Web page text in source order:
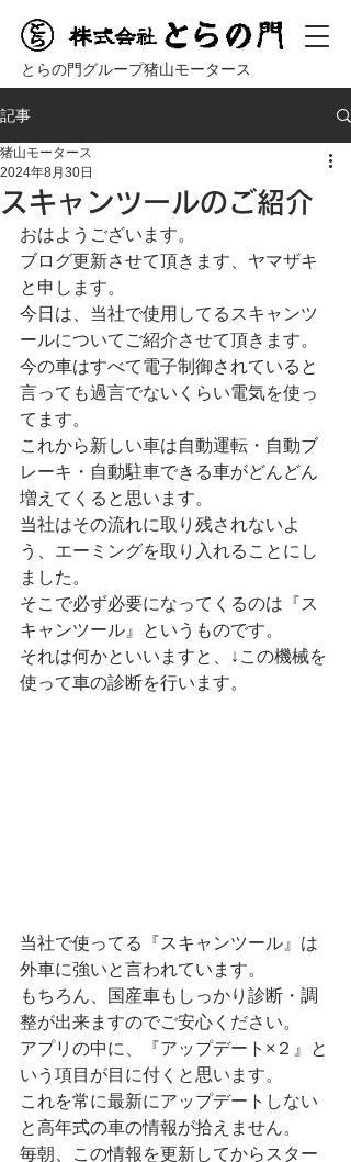
とらの門グループ猪山モータース
記事
スキャンツールのご紹介
猪山モータース
2024年8月30日
おはようございます。
ブログ更新させて頂きます、ヤマザキ
と申します。
今日は、当社で使用してるスキャンツ
ールについてご紹介させて頂きます。
今の車はすべて電子制御されていると
言っても過言でないくらい電気を使っ
てます。
これから新しい車は自動運転・自動ブ
レーキ・自動駐車できる車がどんどん
増えてくると思います。
当社はその流れに取り残されないよ
う、エーミングを取り入れることにし
ました。
そこで必ず必要になってくるのは『ス
キャンツール』というものです。
それは何かといいますと、↓この機械を
使って車の診断を行います。
当社で使ってる『スキャンツール』は
外車に強いと言われています。
もちろん、国産車もしっかり診断・調
整が出来ますのでご安心ください。
アプリの中に、『アップデート×２』と
いう項目が目に付くと思います。
これを常に最新にアップデートしない
と高年式の車の情報が拾えません。
毎朝、この情報を更新してからスター